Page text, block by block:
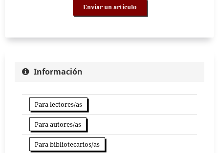
Enviar un artículo
Información
Para lectores/as
Para autores/as
Para bibliotecarios/as